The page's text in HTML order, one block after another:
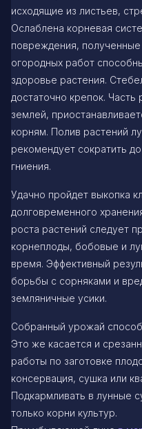
исходящие из листьев,
Ослаблена корневая
повреждения, полученные
огородных работ
здоровье растения.
достаточно крепок. Часть
землей,
корням. Полив растений
рекомендует сократить
гниения.
Удачно пройдет выкопка
долговременного
роста растений следует
корнеплоды, бобовые и
время. Эффективный
борьбы с сорняками и
земляничные усики.
Собранный урожай
Это же касается и
работы по заготовке
консервация, сушка или
Подкармливать в лунные
только корни культур.